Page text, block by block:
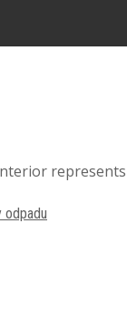
odpadu